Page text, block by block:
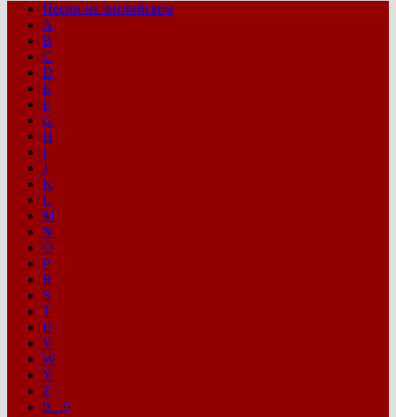
Песни на английском
A
B
C
D
E
F
G
H
I
J
K
L
M
N
O
P
R
S
T
U
V
W
Y
Z
0…9